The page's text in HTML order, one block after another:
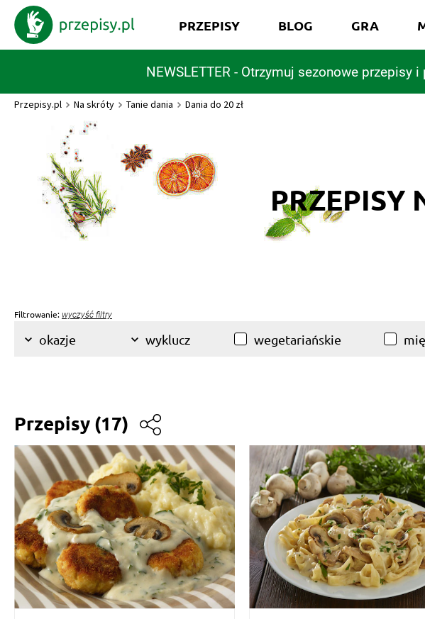
NEWSLETTER - Otrzymuj sezonowe przepisy i
PRZEPISY BLOG GRA
Przepisy.pl Na skróty Tanie dania Dania do 20 zł
PRZEPISY
Filtrowanie: wyczyść filtry
okazje wyklucz wegetariańskie
Przepisy (17)